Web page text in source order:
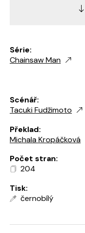
Série:
Chainsaw Man
Scénář:
Tacuki Fudžimoto
Překlad:
Michala Kropáčková
Počet stran:
204
Tisk:
černobílý